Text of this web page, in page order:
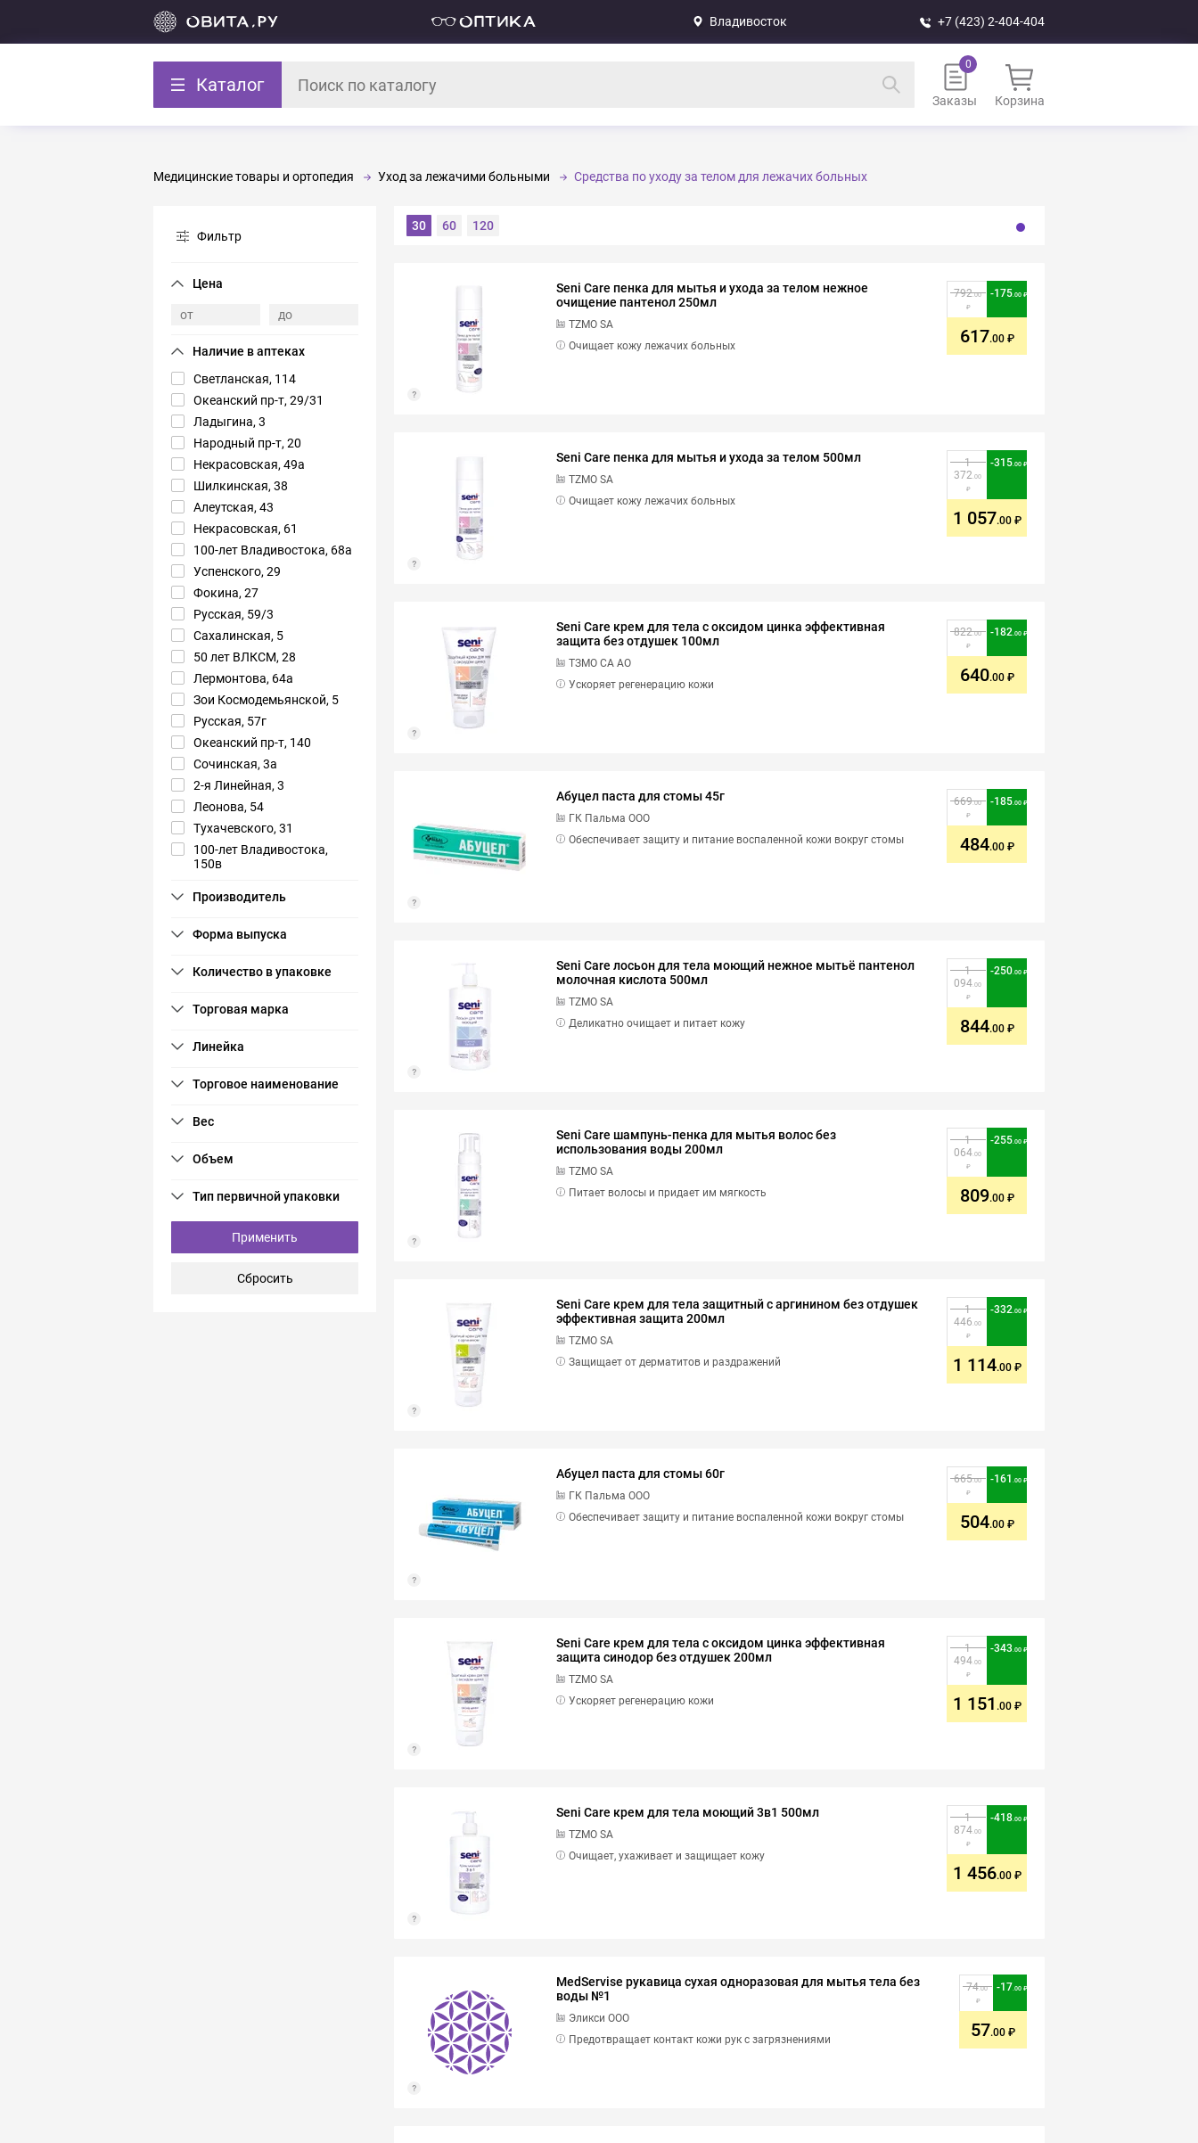
Владивосток +7 (423) 2-404-404
Каталог
Заказы Корзина
Медицинские товары и ортопедия Уход за лежачими больными Средства по уходу за телом для лежачих больных
Фильтр
Светланская, 114
Океанский пр-т, 29/31
Ладыгина, 3
Народный пр-т, 20
Некрасовская, 49а
Шилкинская, 38
Алеутская, 43
Некрасовская, 61
100-лет Владивостока, 68а
Успенского, 29
Фокина, 27
Русская, 59/3
Сахалинская, 5
50 лет ВЛКСМ, 28
Лермонтова, 64а
Зои Космодемьянской, 5
Русская, 57г
Океанский пр-т, 140
Сочинская, 3а
2-я Линейная, 3
Леонова, 54
Тухачевского, 31
100-лет Владивостока,
150в
Применить
Сбросить
30 60 120
Seni Care пенка для мытья и ухода за телом нежное
очищение пантенол 250мл
TZMO SA
Очищает кожу лежачих больных
792.00 -175.00
617.00
Seni Care пенка для мытья и ухода за телом 500мл
TZMO SA
Очищает кожу лежачих больных
1
372.00
-315.00
1 057.00
Seni Care крем для тела с оксидом цинка эффективная
защита без отдушек 100мл
ТЗМО СА АО
Ускоряет регенерацию кожи
822.00 -182.00
640.00
Абуцел паста для стомы 45г
ГК Пальма ООО
Обеспечивает защиту и питание воспаленной кожи вокруг стомы
669.00 -185.00
484.00
Seni Care лосьон для тела моющий нежное мытьё пантенол
молочная кислота 500мл
TZMO SA
Деликатно очищает и питает кожу
1
094.00
-250.00
844.00
Seni Care шампунь-пенка для мытья волос без
использования воды 200мл
TZMO SA
Питает волосы и придает им мягкость
1
064.00
-255.00
809.00
Seni Care крем для тела защитный с аргинином без отдушек
эффективная защита 200мл
TZMO SA
Защищает от дерматитов и раздражений
1
446.00
-332.00
1 114.00
Абуцел паста для стомы 60г
ГК Пальма ООО
Обеспечивает защиту и питание воспаленной кожи вокруг стомы
665.00 -161 .00
504.00
Seni Care крем для тела с оксидом цинка эффективная
защита синодор без отдушек 200мл
TZMO SA
Ускоряет регенерацию кожи
1
494.00
-343.00
1 151 .00
Seni Care крем для тела моющий 3в1 500мл
TZMO SA
Очищает, ухаживает и защищает кожу
1
874.00
-418.00
1 456.00
MedServise рукавица сухая одноразовая для мытья тела без
воды №1
Эликси ООО
Предотвращает контакт кожи рук с загрязнениями
74.00 -17.00
57.00